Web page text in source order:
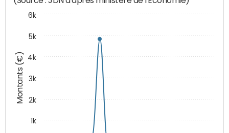
Montants (€)
1k
2k
3k
4k
5k
6k